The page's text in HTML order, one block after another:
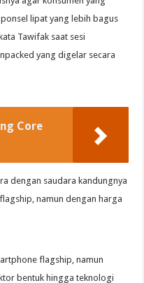
lipat yang lebih bagus
Tawifak saat sesi
yang digelar secara
Core
dengan saudara kandungnya
namun dengan harga
flagship, namun
bentuk hingga teknologi